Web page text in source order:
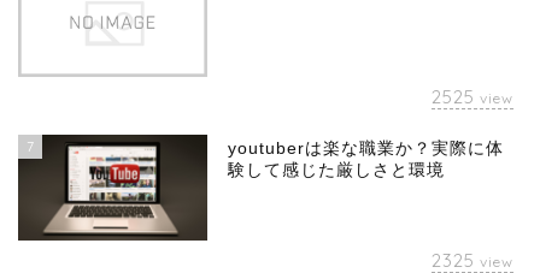
2525 view
7
youtuberは楽な職業か？実際に体
験して感じた厳しさと環境
2325 view